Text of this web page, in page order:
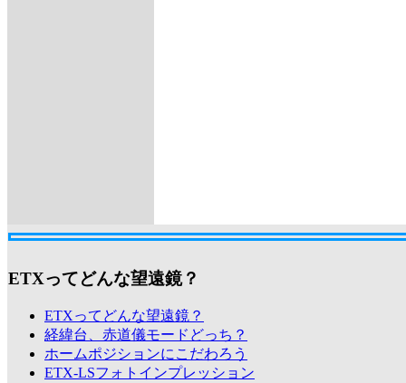
ETXってどんな望遠鏡？
ETXってどんな望遠鏡？
経緯台、赤道儀モードどっち？
ホームポジションにこだわろう
ETX-LSフォトインプレッション